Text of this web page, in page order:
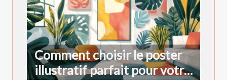
Comment choisir le poster
illustratif parfait pour votre